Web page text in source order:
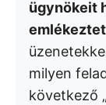
ügynökeit
milyen
következő